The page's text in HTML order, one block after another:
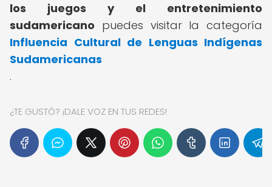
los juegos y el entretenimiento
sudamericano puedes visitar la categoría
Influencia Cultural de Lenguas Indígenas
Sudamericanas
.
¿TE GUSTÓ? ¡DALE VOZ EN TUS REDES!